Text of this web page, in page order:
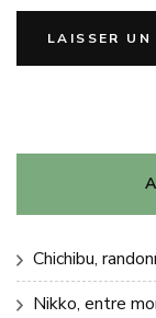
Chichibu,
Nikko, entre